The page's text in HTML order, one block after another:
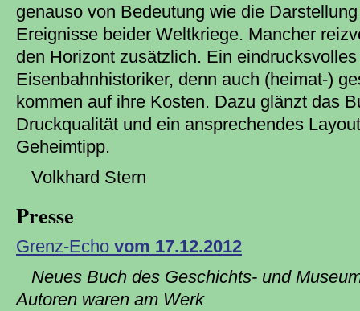
genauso von Bedeutung wie die
Ereignisse beider Weltkriege. Mancher
den Horizont zusätzlich. Ein
Eisenbahnhistoriker, denn auch (heimat-)
kommen auf ihre Kosten. Dazu glänzt das
Druckqualität und ein ansprechendes
Geheimtipp.
Volkhard Stern
Presse
Grenz-Echo vom 17.12.2012
Neues Buch des Geschichts- und
Autoren waren am Werk